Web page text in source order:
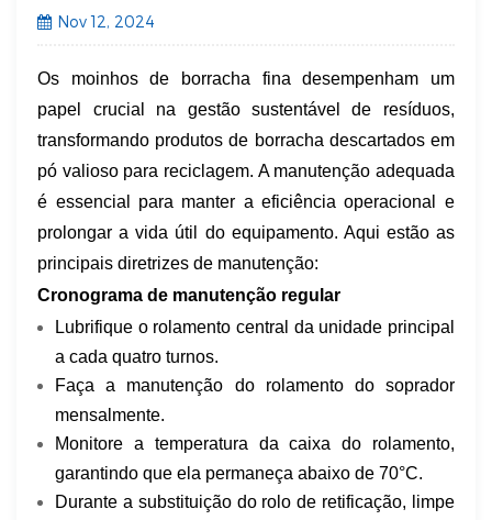
Nov 12, 2024
Os moinhos de borracha fina desempenham um
papel crucial na gestão sustentável de resíduos,
transformando produtos de borracha descartados em
pó valioso para reciclagem. A manutenção adequada
é essencial para manter a eficiência operacional e
prolongar a vida útil do equipamento. Aqui estão as
principais diretrizes de manutenção:
Cronograma de manutenção regular
Lubrifique o rolamento central da unidade principal
a cada quatro turnos.
Faça a manutenção do rolamento do soprador
mensalmente.
Monitore a temperatura da caixa do rolamento,
garantindo que ela permaneça abaixo de 70°C.
Durante a substituição do rolo de retificação, limpe